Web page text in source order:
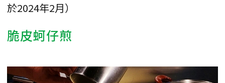
於2024年2月）
脆皮蚵仔煎